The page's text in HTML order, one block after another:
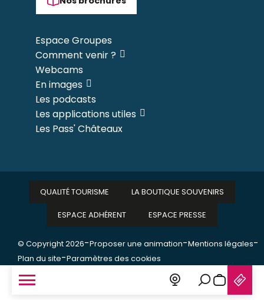
Recherche
Espace Groupes
Comment venir ?
Webcams
En images
Les podcasts
Les applications utiles
Les Pass' Châteaux
© Copyright 2026-Proposer une animation-Mentions légales-
Plan du site-Paramètres des cookies
QUALITÉ TOURISME LA BOUTIQUE SOUVENIRS
ESPACE ADHÉRENT ESPACE PRESSE